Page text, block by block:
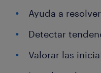
Ayuda a
Detectar
Valorar las